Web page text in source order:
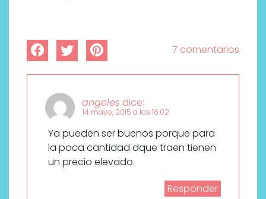
7 comentarios
angeles dice:
14 mayo, 2015 a las 16:02
Ya pueden ser buenos porque para
la poca cantidad dque traen tienen
un precio elevado.
Responder